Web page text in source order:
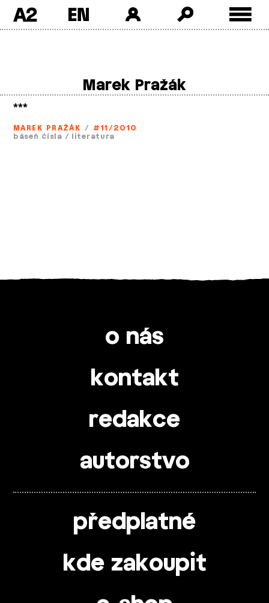
A2
Marek Pražák
***
MAREK PRAŽÁK / #11/2010
báseň čísla / literatura
o nás
kontakt
redakce
autorstvo
předplatné
kde zakoupit